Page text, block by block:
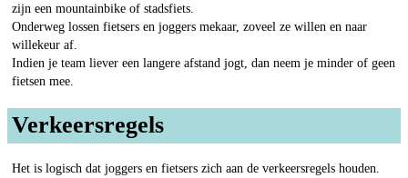
zijn een mountainbike of stadsfiets.
Onderweg lossen fietsers en joggers mekaar, zoveel ze willen en naar
willekeur af.
Indien je team liever een langere afstand jogt, dan neem je minder of geen
fietsen mee.
Verkeersregels
Het is logisch dat joggers en fietsers zich aan de verkeersregels houden.